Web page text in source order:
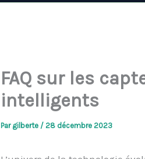
FAQ sur les
intelligents
Par gilberte / 28 décembre 2023